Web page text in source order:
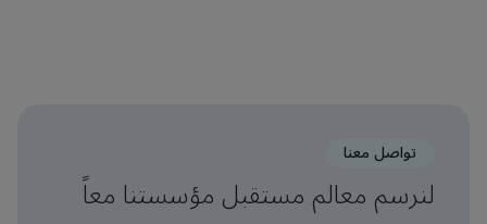
تواصل معنا
لنرسم معالم مستقبل مؤسستنا معاً